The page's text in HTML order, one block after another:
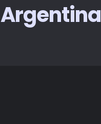
Argentina